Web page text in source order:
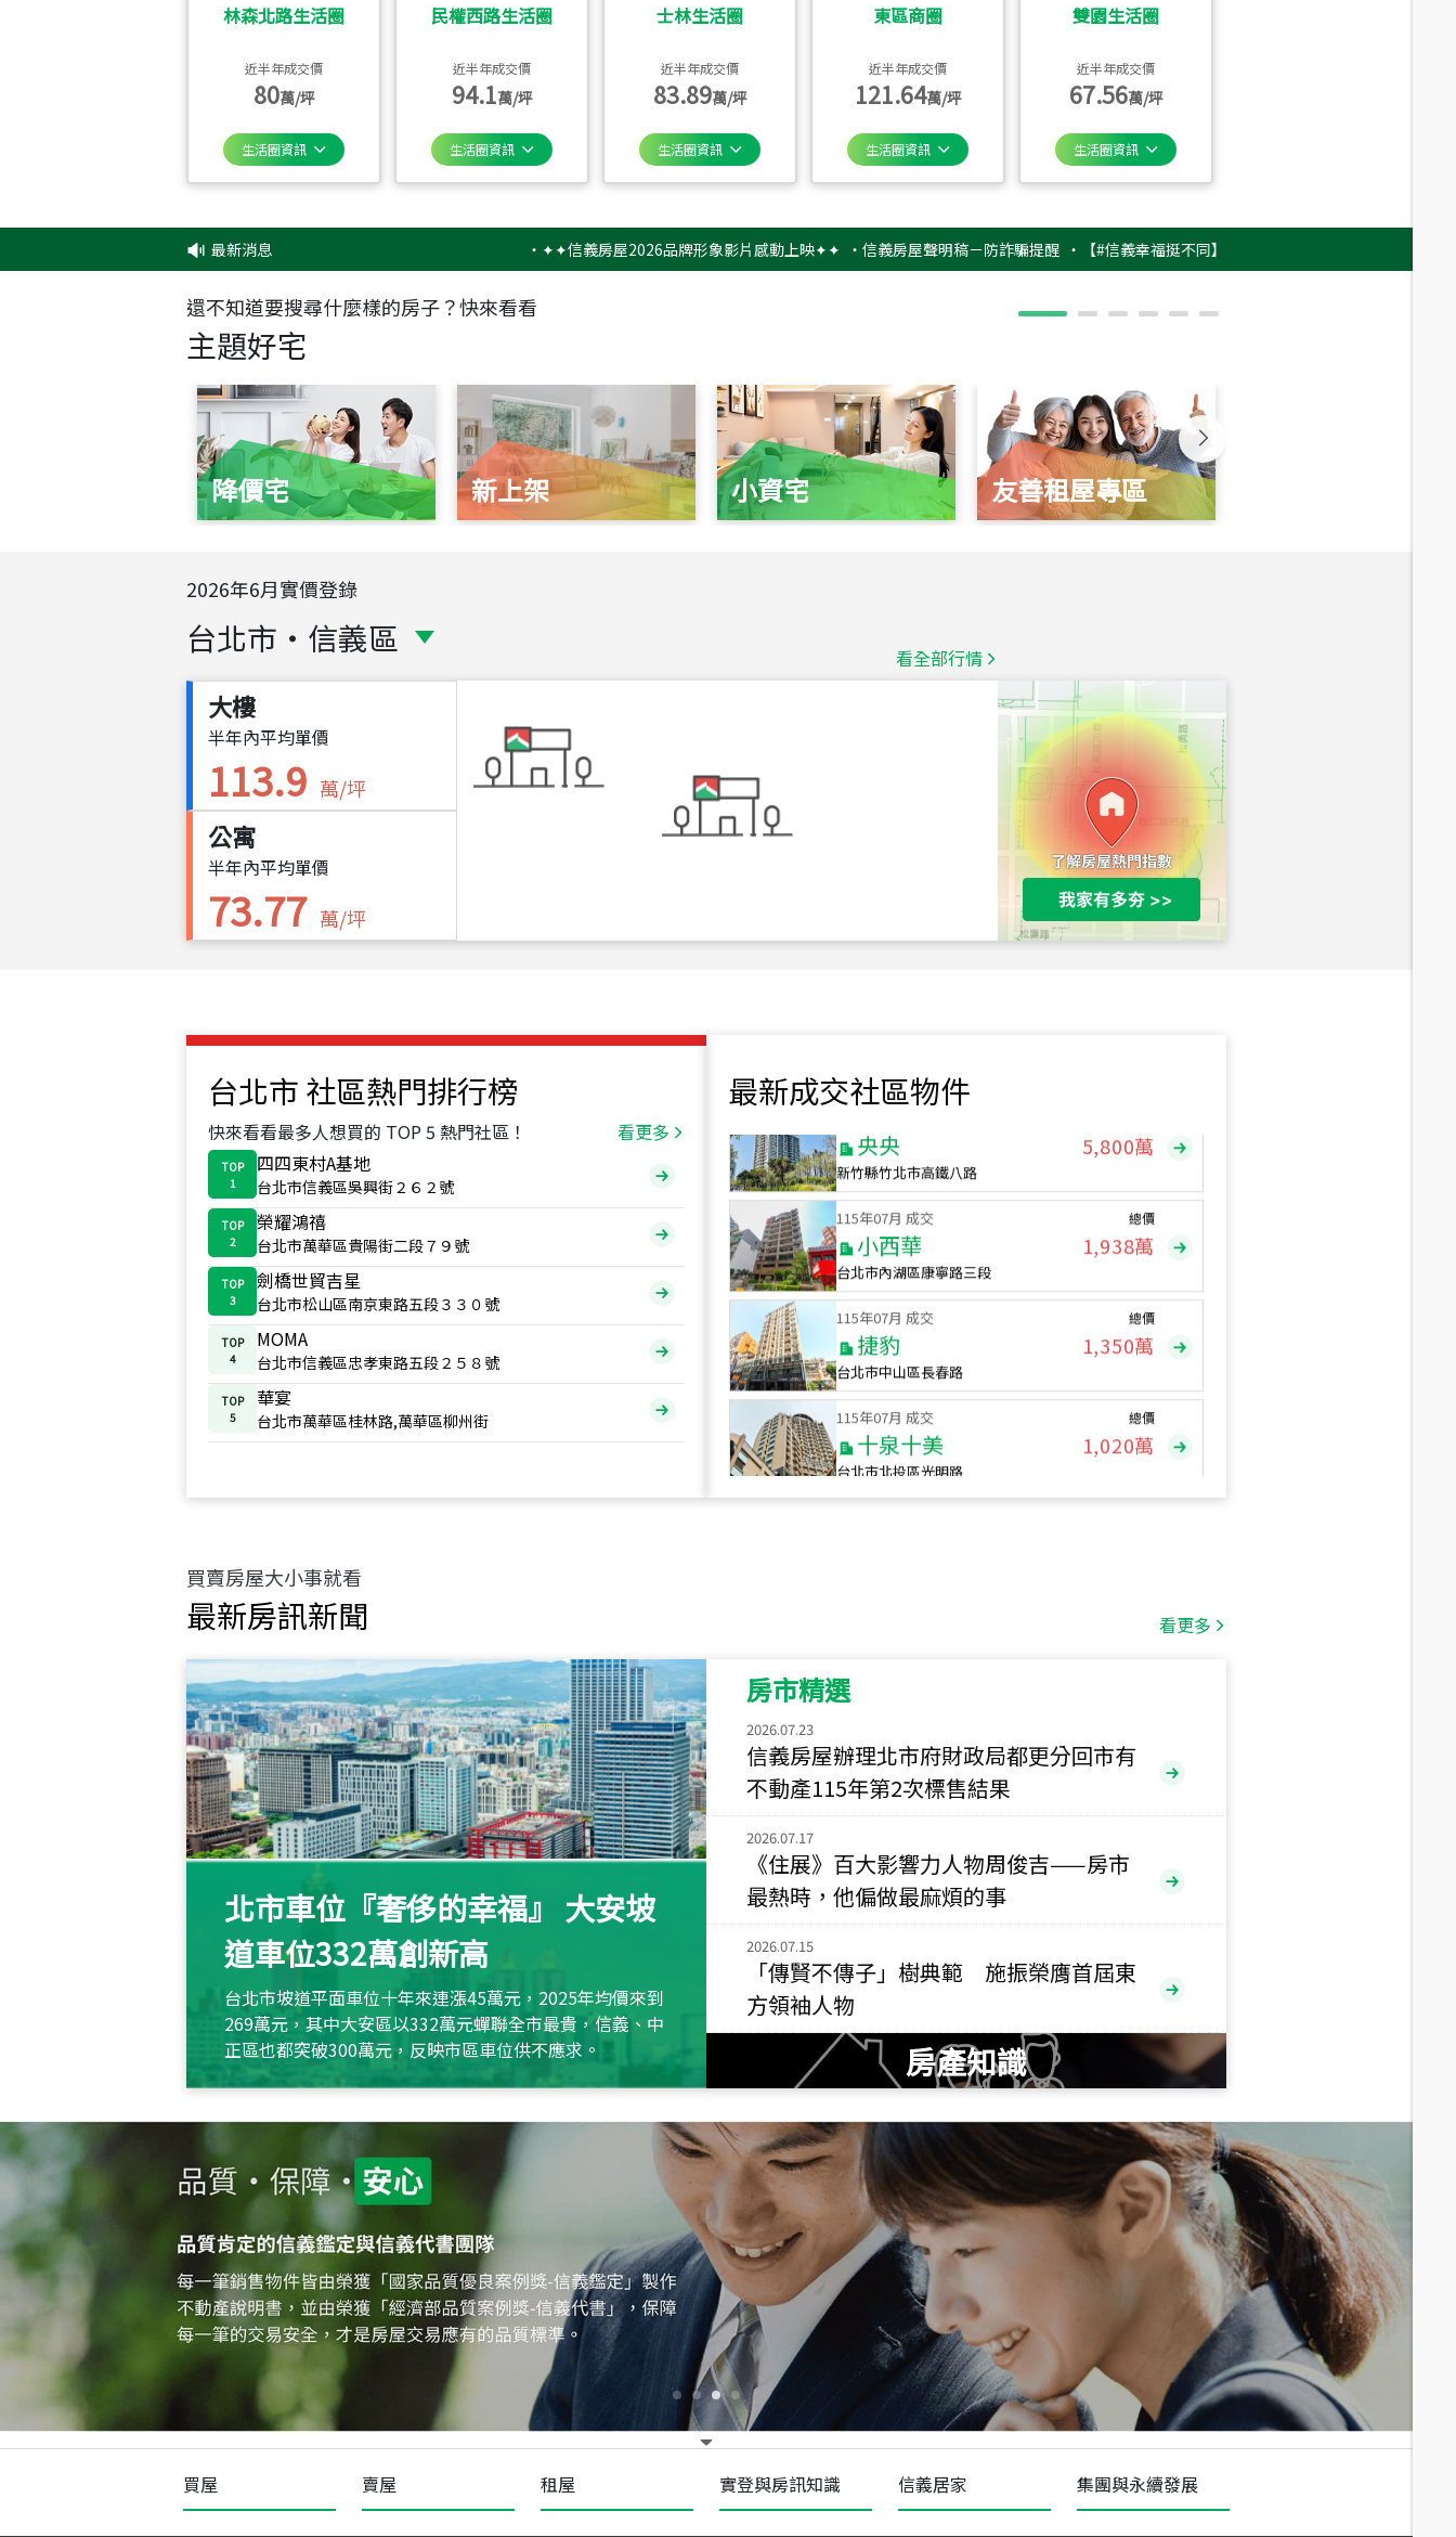
林森北路生活圈
近半年成交價
80萬/坪
生活圈資訊
民權西路生活圈
近半年成交價
94.1萬/坪
生活圈資訊
士林生活圈
近半年成交價
83.89萬/坪
生活圈資訊
東區商圈
近半年成交價
121.64萬/坪
生活圈資訊
雙園生活圈
近半年成交價
67.56萬/坪
生活圈資訊
最新消息 ✦✦信義房屋2026品牌形象影片感動上映✦✦ ‧信義房屋聲明稿－防詐騙提醒 ‧【#信義幸福挺不同】用實力，讓升職免抽號碼牌！最新雇主品
還不知道要搜尋什麼樣的房子？快來看看
主題好宅
降價宅 新上架 小資宅 友善租屋專區
2026年6月實價登錄
台北市 ・ 信義區 看全部行情
大樓
半年內平均單價
113.9 萬/坪
公寓
半年內平均單價
73.77 萬/坪
台北市 社區熱門排行榜
快來看看最多人想買的 TOP 5 熱門社區！ 看更多
TOP
1
四四東村A基地
台北市信義區吳興街２６２號
TOP
2
榮耀鴻禧
台北市萬華區貴陽街二段７９號
TOP
3
劍橋世貿吉星
台北市松山區南京東路五段３３０號
TOP
4
MOMA
台北市信義區忠孝東路五段２５８號
TOP
5
華宴
台北市萬華區桂林路,萬華區柳州街
最新成交社區物件
台北市中山區長春路
1,020萬
總價
490萬
新竹市新竹市慈祥路
總價
1,808萬
115年07月 成交
新竹縣竹北市高鐵八路
115年07月 成交
小西華
台北市內湖區康寧路三段
總價
1,938萬
115年07月 成交
捷豹
台北市中山區長春路
總價
1,350萬
115年07月 成交
十泉十美
台北市北投區光明路
總價
1,020萬
115
新北市永和區環河西路二段
115年07月 成交
央央 5,800萬
115年07月 成交
小西華 1,938萬
115 年 07 月 成交
台北市中山區長春路
115年07月 成交
十泉十美
台北市北投區光明路
總價
1,020萬
年 07 月 成交
四維天廈
新竹市新竹市四維路
總價
490萬
115 月 成交
菁英典藏
新竹市新竹市慈祥路
1,808
買賣房屋大小事就看
最新房訊新聞 看更多
北市車位『奢侈的幸福』 大安坡
道車位332萬創新高
台北市坡道平面車位十年來連漲45萬元，2025年均價來到
269萬元，其中大安區以332萬元蟬聯全市最貴，信義、中
正區也都突破300萬元，反映市區車位供不應求。
房市精選
2026.07.23
信義房屋辦理北市府財政局都更分回市有
不動產115年第2次標售結果
2026.07.17
《住展》百大影響力人物周俊吉——房市
最熱時，他偏做最麻煩的事
2026.07.15
「傳賢不傳子」樹典範 施振榮膺首屆東
方領袖人物
房產知識
買屋 賣屋 租屋 實登與房訊知識 信義居家 集團與永續發展